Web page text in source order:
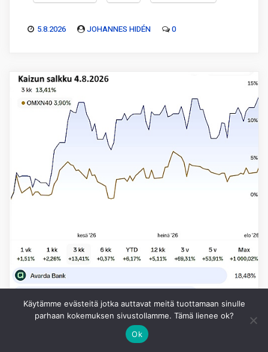
5.8.2026 JOHANNES HIDÉN 0
Käytämme evästeitä jotka auttavat meitä tuottamaan sinulle
parhaan kokemuksen sivustollamme. Tämä lienee ok?
Ok